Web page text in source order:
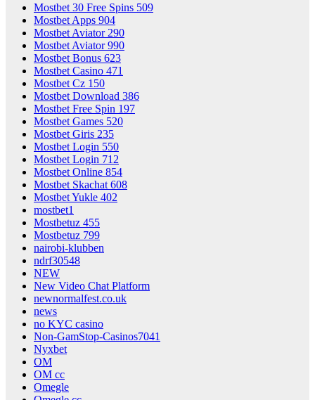
Mostbet 30 Free Spins 509
Mostbet Apps 904
Mostbet Aviator 290
Mostbet Aviator 990
Mostbet Bonus 623
Mostbet Casino 471
Mostbet Cz 150
Mostbet Download 386
Mostbet Free Spin 197
Mostbet Games 520
Mostbet Giris 235
Mostbet Login 550
Mostbet Login 712
Mostbet Online 854
Mostbet Skachat 608
Mostbet Yukle 402
mostbet1
Mostbetuz 455
Mostbetuz 799
nairobi-klubben
ndrf30548
NEW
New Video Chat Platform
newnormalfest.co.uk
news
no KYC casino
Non-GamStop-Casinos7041
Nyxbet
OM
OM cc
Omegle